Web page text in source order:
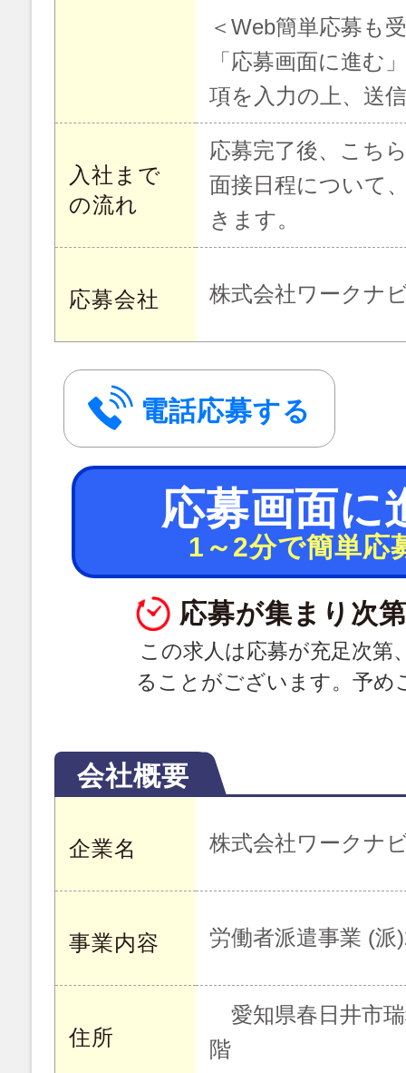
＜Web簡単応募も
「応募画面に進む
項を入力の上、送
入社まで
の流れ
応募完了後、こち
面接日程について
きます。
応募会社 株式会社ワークナ
電話応募する
応募画面に
1～2分で簡単応
応募が集まり次
この求人は応募が充足次第
ることがございます。予め
会社概要
企業名 株式会社ワークナ
事業内容 労働者派遣事業 (派
住所
愛知県春日井市
階